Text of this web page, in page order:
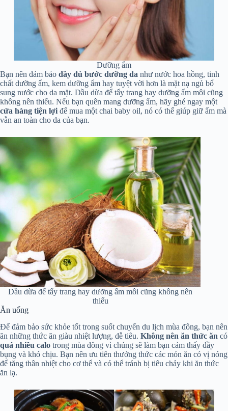
Dưỡng ẩm
Bạn nên đảm bảo đầy đủ bước dưỡng da như nước hoa hồng, tinh
chất dưỡng ẩm, kem dưỡng ẩm hay tuyệt vời hơn là mặt nạ ngủ bổ
sung nước cho da mặt. Dầu dừa để tẩy trang hay dưỡng ẩm môi cũng
không nên thiếu. Nếu bạn quên mang dưỡng ẩm, hãy ghé ngay một
cửa hàng tiện lợi để mua một chai baby oil, nó có thể giúp giữ ẩm mà
vẫn an toàn cho da của bạn.
Dầu dừa để tẩy trang hay dưỡng ẩm môi cũng không nên
thiếu
Ăn uống
Để đảm bảo sức khỏe tốt trong suốt chuyến du lịch mùa đông, bạn nên
ăn những thức ăn giàu nhiệt lượng, dễ tiêu. Không nên ăn thức ăn có
quá nhiều calo trong mùa đông vì chúng sẽ làm bạn cảm thấy đầy
bụng và khó chịu. Bạn nên ưu tiên thưởng thức các món ăn có vị nóng
để tăng thân nhiệt cho cơ thể và có thể tránh bị tiêu chảy khi ăn thức
ăn lạ.